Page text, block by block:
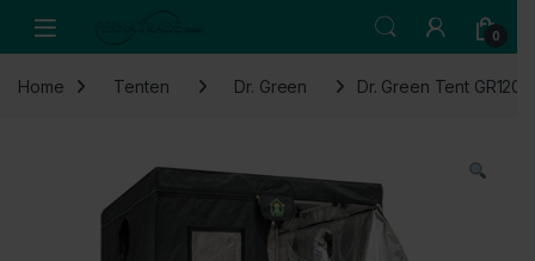
Open 0
Home Tenten Dr. Green Dr. Green Tent GR120